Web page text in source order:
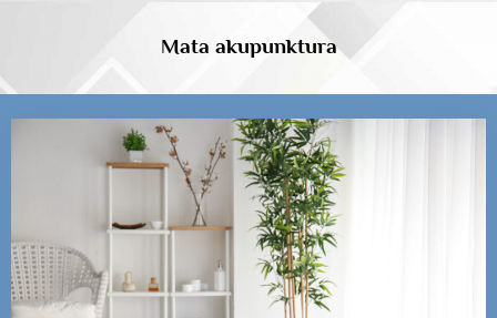
Mata akupunktura
Kategoria:
rehabilitacyjny